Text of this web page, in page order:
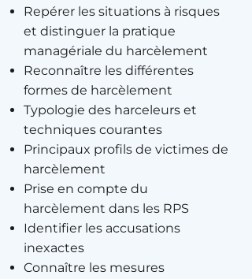
Repérer les situations à risques
et distinguer la pratique
managériale du harcèlement
Reconnaître les différentes
formes de harcèlement
Typologie des harceleurs et
techniques courantes
Principaux profils de victimes de
harcèlement
Prise en compte du
harcèlement dans les RPS
Identifier les accusations
inexactes
Connaître les mesures